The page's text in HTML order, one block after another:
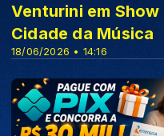
18/06/2026 • 14:16
Venturini em
Cidade da Música